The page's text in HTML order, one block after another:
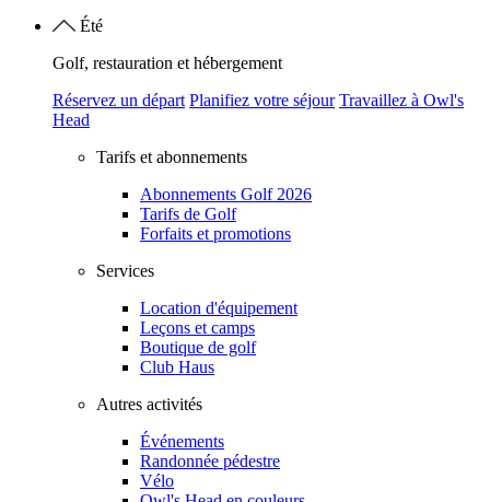
Été
Golf, restauration et hébergement
Réservez un départ Planifiez votre séjour Travaillez à Owl's
Head
Tarifs et abonnements
Abonnements Golf 2026
Tarifs de Golf
Forfaits et promotions
Services
Location d'équipement
Leçons et camps
Boutique de golf
Club Haus
Autres activités
Événements
Randonnée pédestre
Vélo